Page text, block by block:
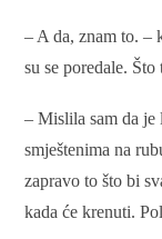
– A da, znam to. –
su se poredale.
– Mislila sam da je
smještenima na
zapravo to što bi
kada će krenuti.